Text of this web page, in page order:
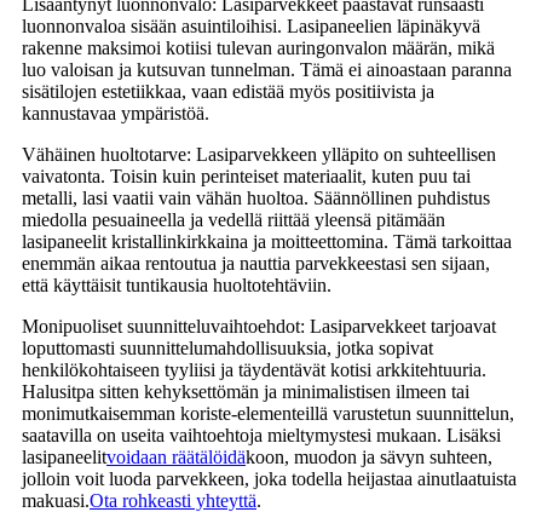
Lisääntynyt luonnonvalo: Lasiparvekkeet päästävät runsaasti
luonnonvaloa sisään asuintiloihisi. Lasipaneelien läpinäkyvä
rakenne maksimoi kotiisi tulevan auringonvalon määrän, mikä
luo valoisan ja kutsuvan tunnelman. Tämä ei ainoastaan ​​paranna
sisätilojen estetiikkaa, vaan edistää myös positiivista ja
kannustavaa ympäristöä.
Vähäinen huoltotarve: Lasiparvekkeen ylläpito on suhteellisen
vaivatonta. Toisin kuin perinteiset materiaalit, kuten puu tai
metalli, lasi vaatii vain vähän huoltoa. Säännöllinen puhdistus
miedolla pesuaineella ja vedellä riittää yleensä pitämään
lasipaneelit kristallinkirkkaina ja moitteettomina. Tämä tarkoittaa
enemmän aikaa rentoutua ja nauttia parvekkeestasi sen sijaan,
että käyttäisit tuntikausia huoltotehtäviin.
Monipuoliset suunnitteluvaihtoehdot: Lasiparvekkeet tarjoavat
loputtomasti suunnittelumahdollisuuksia, jotka sopivat
henkilökohtaiseen tyyliisi ja täydentävät kotisi arkkitehtuuria.
Halusitpa sitten kehyksettömän ja minimalistisen ilmeen tai
monimutkaisemman koriste-elementeillä varustetun suunnittelun,
saatavilla on useita vaihtoehtoja mieltymystesi mukaan. Lisäksi
lasipaneelitvoidaan räätälöidäkoon, muodon ja sävyn suhteen,
jolloin voit luoda parvekkeen, joka todella heijastaa ainutlaatuista
makuasi.Ota rohkeasti yhteyttä.